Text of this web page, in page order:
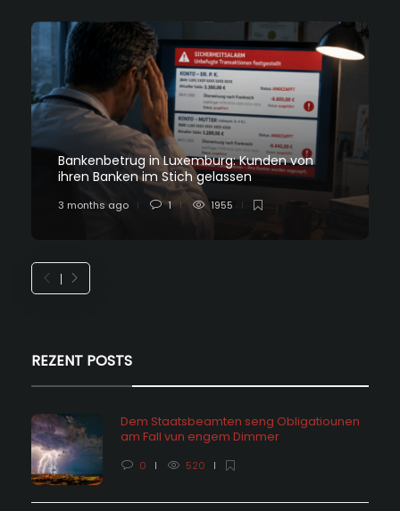
Bankenbetrug in Luxemburg: Kunden von
ihren Banken im Stich gelassen
3 months ago 1 1955
REZENT POSTS
Dem Staatsbeamten seng Obligatiounen
am Fall vun engem Dimmer
0 520